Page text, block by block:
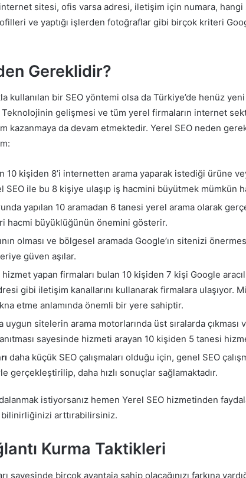
sitesi, ofis varsa adresi, iletişim için numara,
ve yaptığı işlerden fotoğraflar gibi birçok kriteri
Gereklidir?
kullanılan bir SEO yöntemi olsa da Türkiye’de henüz
Teknolojinin gelişmesi ve tüm yerel firmaların internet
kazanmaya da devam etmektedir. Yerel SEO neden
10 kişiden 8’i internetten arama yaparak istediği ürüne
SEO ile bu 8 kişiye ulaşıp iş hacmini büyütmek mümkün
yapılan 10 aramadan 6 tanesi yerel arama olarak
hacmi büyüklüğünün önemini gösterir.
olması ve bölgesel aramada Google’ın sitenizi
güven aşılar.
yapan firmaları bulan 10 kişiden 7 kişi Google
gibi iletişim kanallarını kullanarak firmalara ulaşıyor.
etme anlamında önemli bir yere sahiptir.
uygun sitelerin arama motorlarında üst sıralarda çıkması
sayesinde hizmeti arayan 10 kişiden 5 tanesi
daha küçük SEO çalışmaları olduğu için, genel SEO
gerçekleştirilip, daha hızlı sonuçlar sağlamaktadır.
istiyorsanız hemen Yerel SEO hizmetinden
arttırabilirsiniz.
Kurma Taktikleri
sayesinde birçok avantaja sahip olacağınızı farkına